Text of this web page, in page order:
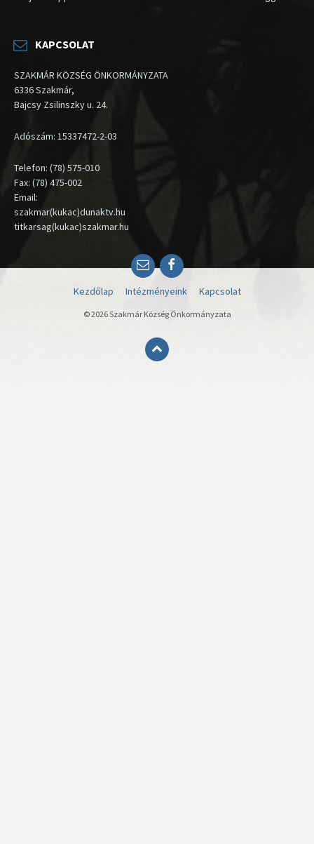
KAPCSOLAT
SZAKMÁR KÖZSÉG ÖNKORMÁNYZATA
6336 Szakmár,
Bajcsy Zsilinszky u. 24.
Adószám: 15337472-2-03
Telefon: (78) 575-010
Fax: (78) 475-002
Email:
szakmar(kukac)dunaktv.hu
titkarsag(kukac)szakmar.hu
EmailFacebook
Kezdőlap Intézményeink Kapcsolat
© 2026 Szakmár Község Önkormányzata